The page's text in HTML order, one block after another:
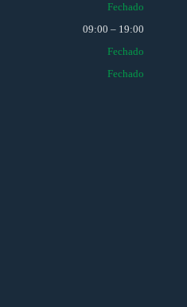
Fechado
09:00 – 19:00
Fechado
Fechado